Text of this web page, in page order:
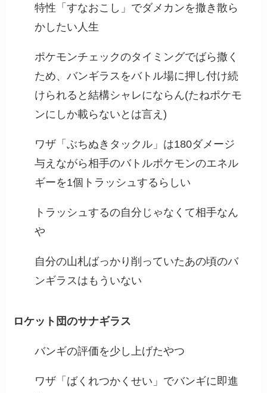
特性「すなおこし」でダメカンを撒き散ら
かしたい人生
ポケモンチェックのタイミングでばら撒く
ため、バンギラスをバトル場に押し付け続
けられると結構シャレにならん(たねポケモ
ンにしか載らないとは言え)
ワザ「ぶちぬきタックル」は180ダメージ
与えながら相手のバトルポケモンのエネル
ギーを1個トラッシュするらしい
トラッシュするの自分じゃなくて相手なん
や
自分の山札ばっかり削っていたあの頃のバ
ンギラスはもういない
ロケット団のサナギラス
バンギの評価を少し上げたやつ
ワザ「ばくれつかくせい」でバンギに即進